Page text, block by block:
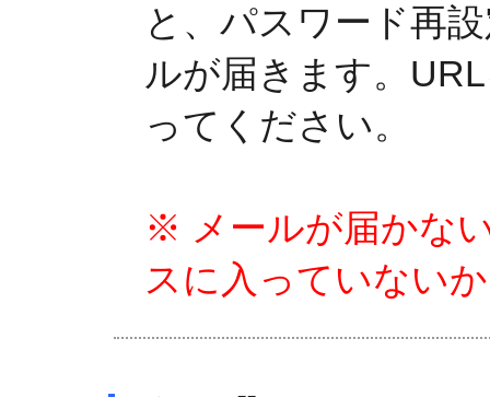
と、パスワード再
ルが届きます。
ってください。
※ メールが届かな
スに入っていない